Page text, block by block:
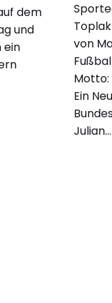
dem
und
ein
von
Motto:
Ein
Julian…